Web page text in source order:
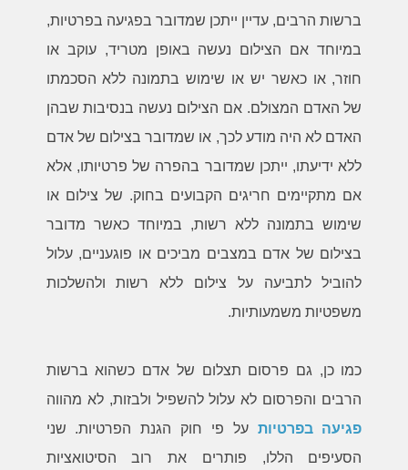
ברשות הרבים, עדיין ייתכן שמדובר בפגיעה בפרטיות,
במיוחד אם הצילום נעשה באופן מטריד, עוקב או
חוזר, או כאשר יש או שימוש בתמונה ללא הסכמתו
של האדם המצולם. אם הצילום נעשה בנסיבות שבהן
האדם לא היה מודע לכך, או שמדובר בצילום של אדם
ללא ידיעתו, ייתכן שמדובר בהפרה של פרטיותו, אלא
אם מתקיימים חריגים הקבועים בחוק. של צילום או
שימוש בתמונה ללא רשות, במיוחד כאשר מדובר
בצילום של אדם במצבים מביכים או פוגעניים, עלול
להוביל לתביעה על צילום ללא רשות ולהשלכות
משפטיות משמעותיות.
כמו כן, גם פרסום תצלום של אדם כשהוא ברשות
הרבים והפרסום לא עלול להשפיל ולבזות, לא מהווה
פגיעה בפרטיות על פי חוק הגנת הפרטיות. שני
הסעיפים הללו, פותרים את רוב הסיטואציות